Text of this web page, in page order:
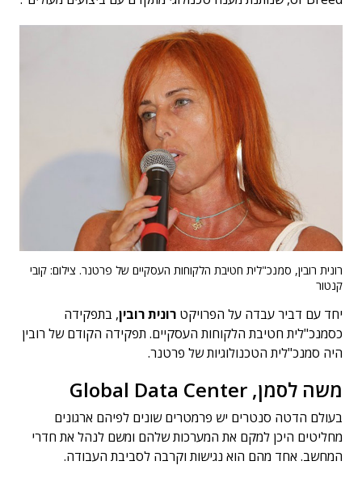
רונית רובין, סמנכ"לית חטיבת הלקוחות העסקיים של פרטנר. צילום: קובי
קנטור
יחד עם דביר עבדה על הפרויקט רונית רובין, בתפקידה
כסמנכ"לית חטיבת הלקוחות העסקיים. תפקידה הקודם של רובין
היה סמנכ"לית הטכנולוגיות של פרטנר.
משה לסמן, Global Data Center
בעולם הדטה סנטרים יש פרמטרים שונים לפיהם ארגונים
מחליטים היכן למקם את המערכות שלהם ומשם לנהל את חדרי
המחשב. אחד מהם הוא נגישות וקרבה לסביבת העבודה.